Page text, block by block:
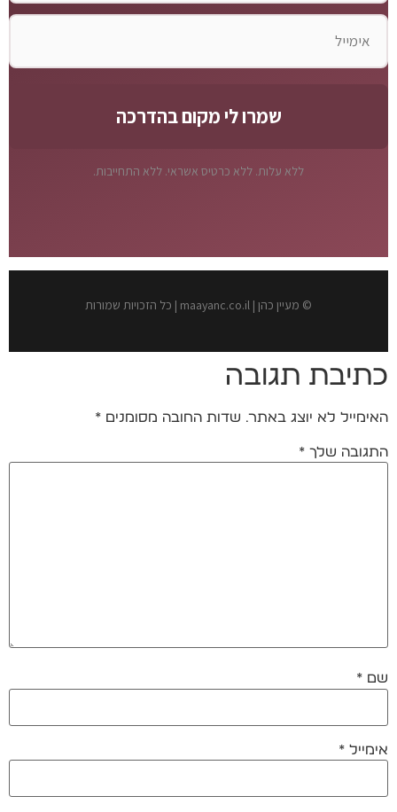
ללא עלות. ללא כרטיס אשראי. ללא התחייבות.
© מעיין כהן | maayanc.co.il | כל הזכויות שמורות
כתיבת תגובה
האימייל לא יוצג באתר. שדות החובה מסומנים *
התגובה שלך *
שם *
אימייל *